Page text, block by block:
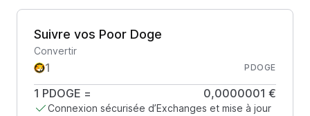
Suivre vos Poor Doge
Convertir
PDOGE
1 PDOGE = 0,0000001 €
Connexion sécurisée d’Exchanges et mise à jour